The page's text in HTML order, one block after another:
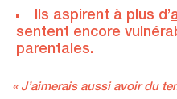
Ils aspirent à plus d’
sentent encore
parentales.
« J’aimerais aussi avoir du